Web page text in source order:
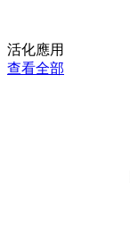
活化應用
查看全部